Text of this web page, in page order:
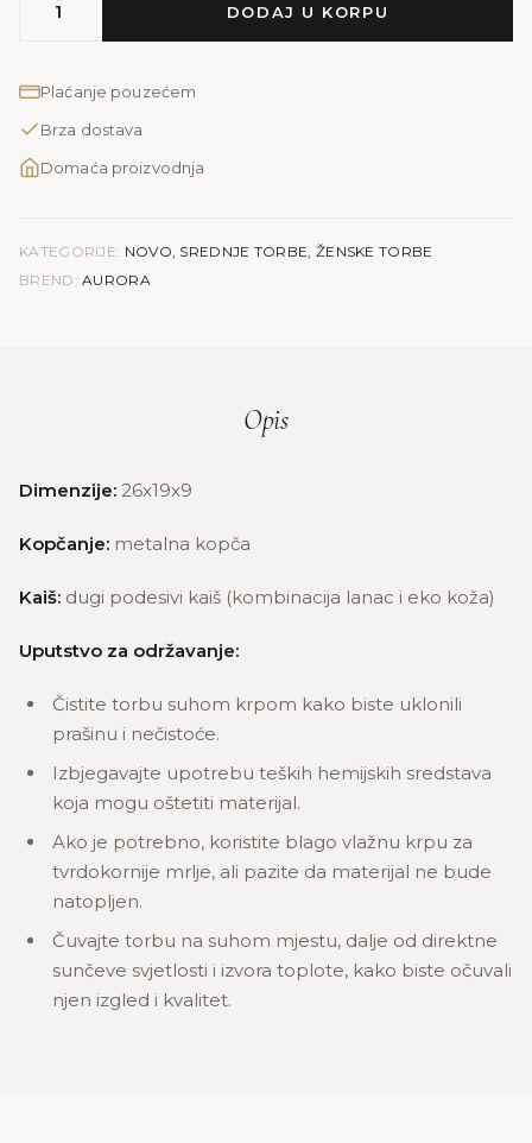
AURORA
glat
DODAJ U KORPU
Plaćanje pouzećem
Brza dostava
Domaća proizvodnja
KATEGORIJE: NOVO, SREDNJE TORBE, ŽENSKE TORBE
BREND: AURORA
Opis
Dimenzije: 26x19x9
Kopčanje: metalna kopča
Kaiš: dugi podesivi kaiš (kombinacija lanac i eko koža)
Uputstvo za održavanje:
Čistite torbu suhom krpom kako biste uklonili
prašinu i nečistoće.
Izbjegavajte upotrebu teških hemijskih sredstava
koja mogu oštetiti materijal.
Ako je potrebno, koristite blago vlažnu krpu za
tvrdokornije mrlje, ali pazite da materijal ne bude
natopljen.
Čuvajte torbu na suhom mjestu, dalje od direktne
sunčeve svjetlosti i izvora toplote, kako biste očuvali
njen izgled i kvalitet.